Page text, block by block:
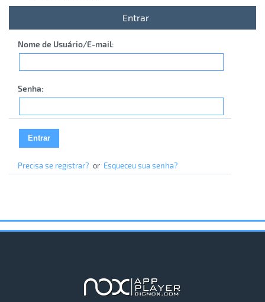
Entrar
Nome de Usuário/E-mail:
Senha:
Precisa se registrar? or Esqueceu sua senha?